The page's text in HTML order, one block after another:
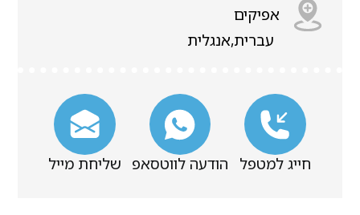
אפיקים
עברית,אנגלית
חייג למטפל הודעה לווטסאפ שליחת מייל